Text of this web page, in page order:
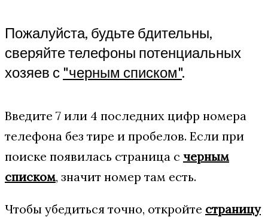
Пожалуйста, будьте бдительны,
сверяйте телефоны потенциальных
хозяев с "черным списком".
Введите 7 или 4 последних цифр номера
телефона без тире и пробелов. Если при
поиске появилась страница с черным
списком, значит номер там есть.
Чтобы убедиться точно, откройте страницу